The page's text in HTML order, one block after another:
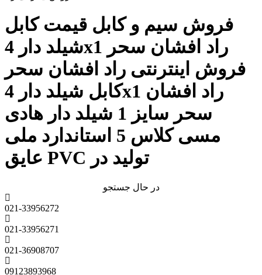
فروش سیم و کابل قیمت کابل
شیلد دار 4x1 راد افشان سحر
فروش اینترنتی راد افشان سحر
کابل شیلد دار 4x1 راد افشان
سحر سایز 1 شیلد دار هادی
مسی کلاس 5 استاندارد ملی
عایق PVC تولید در
در حال جستجو
021-33956272
021-33956271
021-36908707
09123893968